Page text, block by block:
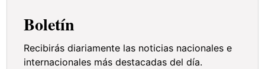
Boletín
Recibirás diariamente las noticias nacionales e
internacionales más destacadas del día.